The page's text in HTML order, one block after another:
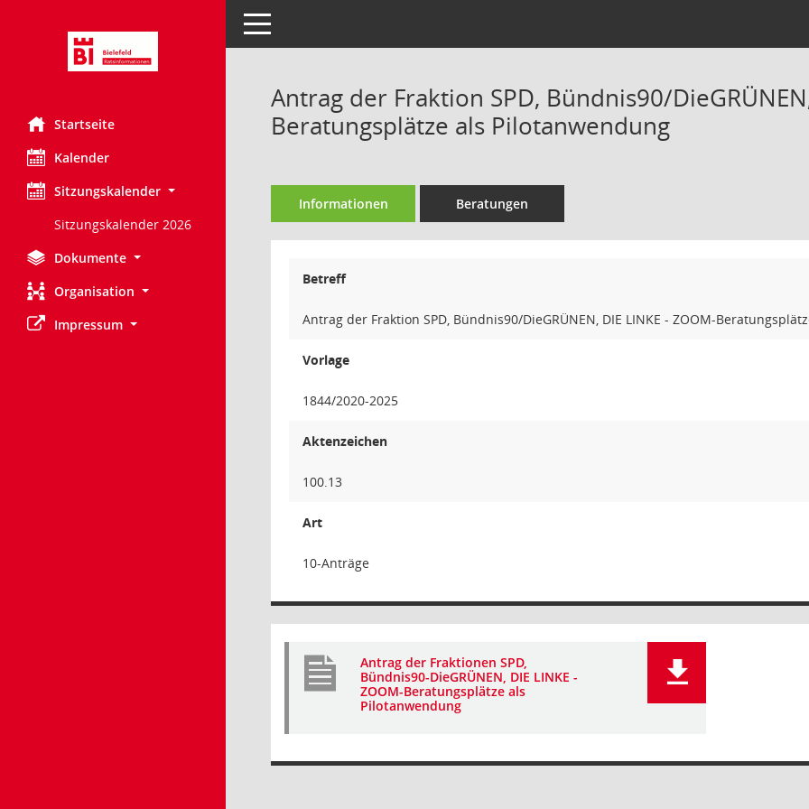
Startseite
Kalender
Sitzungskalender
Sitzungskalender 2026
Dokumente
Organisation
Impressum
Toggle navigation
Antrag der Fraktion SPD, Bündnis90/
Beratungsplätze als Pilotanwendung
Informationen Beratungen
Betreff
Antrag der Fraktion SPD, Bündnis90/DieGRÜNEN, DIE LINKE - ZOOM-
Vorlage
1844/2020-2025
Aktenzeichen
100.13
Art
10-Anträge
Antrag der Fraktionen SPD,
Bündnis90-DieGRÜNEN, DIE LINKE -
ZOOM-Beratungsplätze als
Pilotanwendung